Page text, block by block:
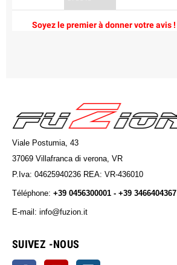
Soyez le premier à donner votre avis !
Viale Postumia, 43
37069 Villafranca di verona, VR
P.Iva: 04625940236 REA: VR-436010
Téléphone: +39 0456300001 - +39 3466404367
E-mail: info@fuzion.it
SUIVEZ -NOUS